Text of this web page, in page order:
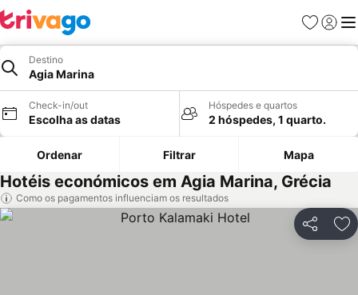
Favoritos
Iniciar
Destino
Agia Marina
Check-in/out
Escolha as datas
Hóspedes e quartos
2 hóspedes, 1 quarto.
Ordenar Filtrar Mapa
Hotéis económicos em Agia Marina, Grécia
Como os pagamentos influenciam os resultados
Partilhar